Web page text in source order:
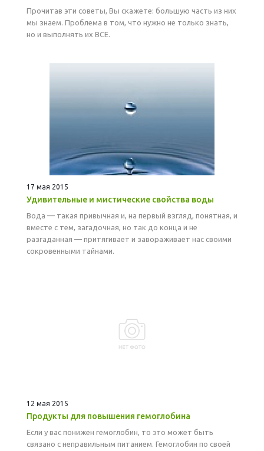
Прочитав эти советы, Вы скажете: большую часть из них
мы знаем. Проблема в том, что нужно не только знать,
но и выполнять их ВСЕ.
17 мая 2015
Удивительные и мистические свойства воды
Вода — такая привычная и, на первый взгляд, понятная, и
вместе с тем, загадочная, но так до конца и не
разгаданная — притягивает и завораживает нас своими
сокровенными тайнами.
12 мая 2015
Продукты для повышения гемоглобина
Если у вас понижен гемоглобин, то это может быть
связано с неправильным питанием. Гемоглобин по своей